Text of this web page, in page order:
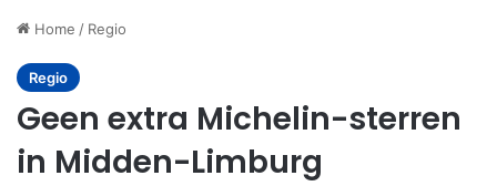
Home / Regio
Regio
Geen extra Michelin-sterren
in Midden-Limburg